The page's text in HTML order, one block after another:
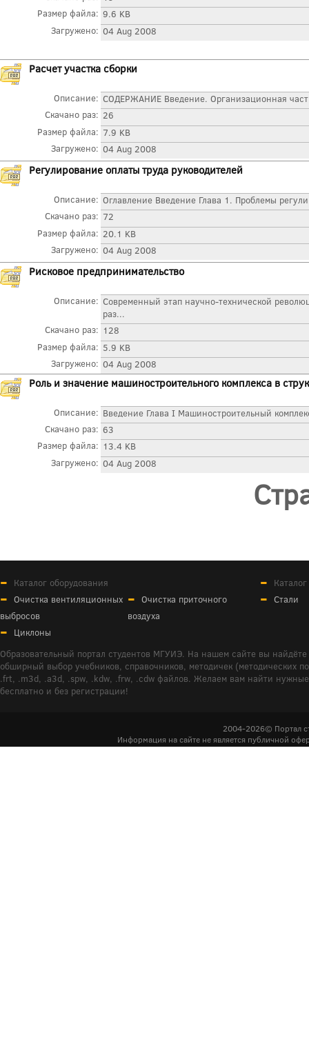
Размер файла: 9.6 KB
Загружено: 04 Aug 2008
Расчет участка сборки
Описание: СОДЕРЖАНИЕ Введение. Организационная
Скачано раз: 26
Размер файла: 7.9 KB
Загружено: 04 Aug 2008
Регулирование оплаты труда руководителей
Описание: Оглавление Введение Глава 1. Проблемы
Скачано раз: 72
Размер файла: 20.1 KB
Загружено: 04 Aug 2008
Рисковое предпринимательство
Описание: Современный этап научно-технической
раз...
Скачано раз: 128
Размер файла: 5.9 KB
Загружено: 04 Aug 2008
Роль и значение машиностроительного комплекса в
Описание: Введение Глава I Машиностроительный
Скачано раз: 63
Размер файла: 13.4 KB
Загружено: 04 Aug 2008
Каталог оборудования
Очистка вентиляционных
выбросов
Очистка приточного
воздуха
Циклоны
Стали
Образовательный портал студентов МГУИЭ. На нашем сайте вы
обширный выбор учебников, справочников, методичек (методических
.frt, .m3d, .a3d, .spw, .kdw, .frw, .cdw файлов. Желаем вам найти
бесплатно и без регистрации!
2004-2026© Портал
Информация на сайте не является публичной